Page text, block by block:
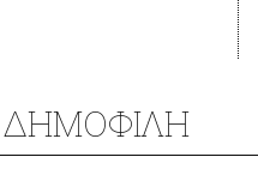
ΔΗΜΟΦΙΛΗ